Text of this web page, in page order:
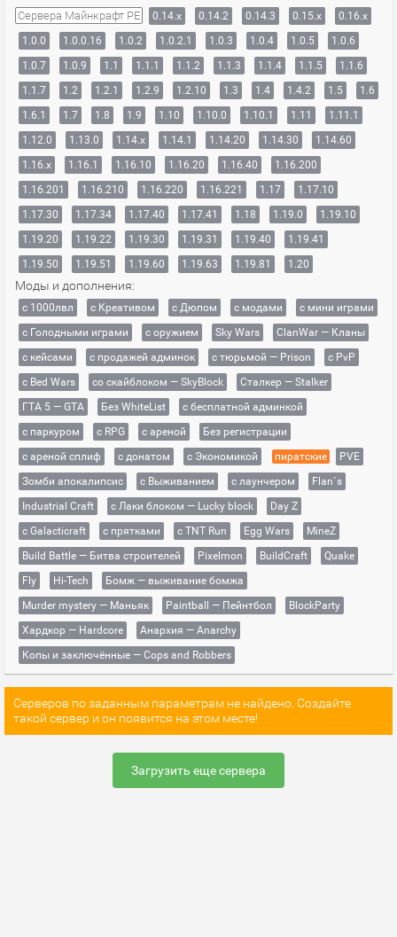
Сервера Майнкрафт PE 0.14.x 0.14.2 0.14.3 0.15.x
0.16.x
1.0.0
1.0.0.16 1.0.2 1.0.2.1 1.0.3 1.0.4 1.0.5
1.0.6
1.0.7
1.0.9 1.1 1.1.1 1.1.2 1.1.3 1.1.4 1.1.5
1.1.6
1.1.7
1.2 1.2.1 1.2.9 1.2.10 1.3 1.4 1.4.2 1.5
1.6
1.6.1
1.7 1.8 1.9 1.10 1.10.0 1.10.1 1.11
1.11.1
1.12.0
1.13.0 1.14.x 1.14.1 1.14.20 1.14.30
1.14.60
1.16.x
1.16.1 1.16.10 1.16.20 1.16.40
1.16.200
1.16.201
1.16.210 1.16.220 1.16.221 1.17
1.17.10
1.17.30
1.17.34 1.17.40 1.17.41 1.18 1.19.0
1.19.10
1.19.20
1.19.22 1.19.30 1.19.31 1.19.40
1.19.41
1.19.50
1.19.51 1.19.60 1.19.63 1.19.81 1.20
Моды и дополнения:
с 1000лвл c Креативом с Дюпом с модами
с мини играми
с Голодными играми
с оружием Sky Wars
ClanWar — Кланы
с кейсами
с продажей админок с тюрьмой — Prison
с PvP
с Bed Wars
со скайблоком — SkyBlock
Сталкер — Stalker
ГТА 5 — GTA
Без WhiteList
с бесплатной админкой
с паркуром
с RPG с ареной
Без регистрации
с ареной сплиф
с донатом с Экономикой пиратские
PVE
Зомби апокалипсис
с Выживанием с лаунчером
Flan`s
Industrial Craft
с Лаки блоком — Lucky block
Day Z
с Galacticraft
с прятками с TNT Run Egg Wars
MineZ
Build Battle — Битва строителей
Pixelmon BuildCraft
Quake
Fly
Hi-Tech
Бомж — выживание бомжа
Murder mystery — Маньяк
Paintball — Пейнтбол
BlockParty
Хардкор — Hardcore
Анархия — Anarchy
Копы и заключённые — Cops and Robbers
Серверов по заданным параметрам не найдено. Создайте
такой сервер и он появится на этом месте!
Загрузить еще сервера